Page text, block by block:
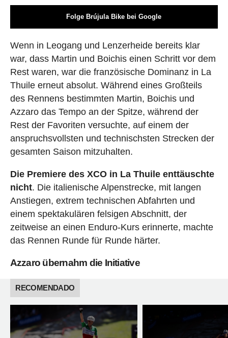
Folge Brújula Bike bei Google
Wenn in Leogang und Lenzerheide bereits klar
war, dass Martin und Boichis einen Schritt vor dem
Rest waren, war die französische Dominanz in La
Thuile erneut absolut. Während eines Großteils
des Rennens bestimmten Martin, Boichis und
Azzaro das Tempo an der Spitze, während der
Rest der Favoriten versuchte, auf einem der
anspruchsvollsten und technischsten Strecken der
gesamten Saison mitzuhalten.
Die Premiere des XCO in La Thuile enttäuschte
nicht. Die italienische Alpenstrecke, mit langen
Anstiegen, extrem technischen Abfahrten und
einem spektakulären felsigen Abschnitt, der
zeitweise an einen Enduro-Kurs erinnerte, machte
das Rennen Runde für Runde härter.
Azzaro übernahm die Initiative
RECOMENDADO